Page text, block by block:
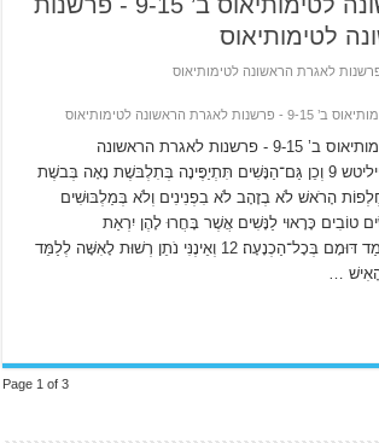
לטימותיאוס
לאגרת הראשונה לטימותיאוס
הראשונה לטימותיאוס
האגרת הראשונה לטימותיאוס ב’ 9-15 ‫- פרשנות לאגרת הראשונה
לטימותיאוס תרגום דייליטש 9 וְכֵן גַּם־הַנָּשִׁים תִּתְיַפֶּינָה בְּתִלְבּשֶׁת נָאָה בְּבשֶׁת
הָרֹאשׁ לֹא בְזָהָב לֹא בִפְנִינִים וְלֹא בְּמַלְבּוּשִׁים
בְּמַעֲשִׂים טוֹבִים כָּרָאוּי לַנָּשִׁים אֲשֶׁר בָּחֲרוּ לָהֶן יִרְאַת
אֱלֹהִים׃ 11 הָאִשָּׁה תִּלְמַד דּוּמָם בְּכָל־הַכְנָעָה׃ 12 וְאֵינֶנִּי נֹתֵן רְשׁוּת לָאִשָּׁה לְלַמֵּד
…
Page 1 of 3